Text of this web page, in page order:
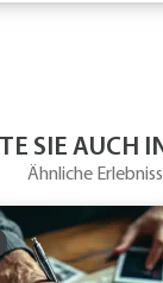
SIE AUCH
Ähnliche